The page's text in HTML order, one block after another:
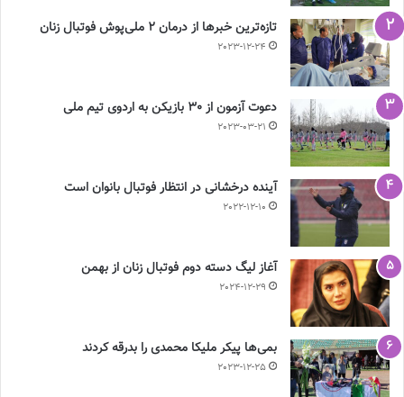
تازه‌ترین خبرها از درمان ۲ ملی‌پوش فوتبال زنان
2023-12-24
دعوت آزمون از 30 بازیکن به اردوی تیم ملی
2023-03-21
آینده درخشانی در انتظار فوتبال بانوان است
2022-12-10
آغاز لیگ دسته دوم فوتبال زنان از بهمن
2024-12-29
بمی‌ها پیکر ملیکا محمدی را بدرقه کردند
2023-12-25